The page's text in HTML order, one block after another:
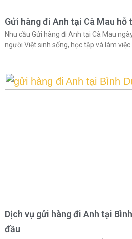
Gửi hàng đi Anh tại Cà Mau hỗ
Nhu cầu Gửi hàng đi Anh tại Cà Mau
người Việt sinh sống, học tập và làm việc
Dịch vụ gửi hàng đi Anh tại
đầu